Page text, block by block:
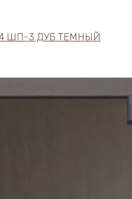
ШП-3 ДУБ ТЕМНЫЙ